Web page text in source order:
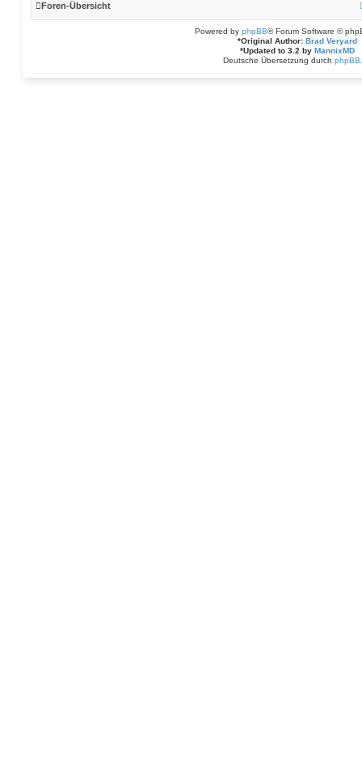
Foren-Übersicht
Powered by phpBB® Forum Software ©
*Original Author: Brad Veryard
*Updated to 3.2 by MannixMD
Deutsche Übersetzung durch